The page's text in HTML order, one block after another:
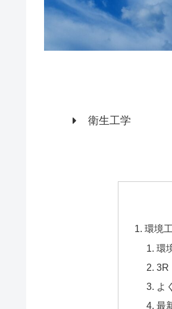
衛生工学
環境
環
3R
よ
最